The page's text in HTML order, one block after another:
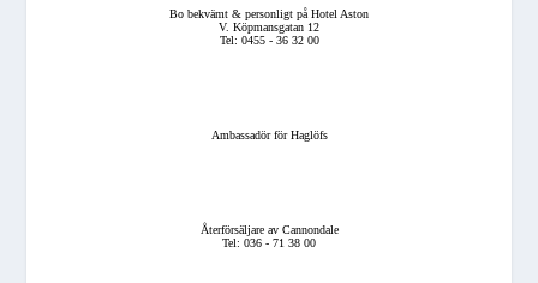
Bo bekvämt & personligt på Hotel Aston
V. Köpmansgatan 12
Tel: 0455 - 36 32 00
Ambassadör för Haglöfs
Återförsäljare av Cannondale
Tel: 036 - 71 38 00